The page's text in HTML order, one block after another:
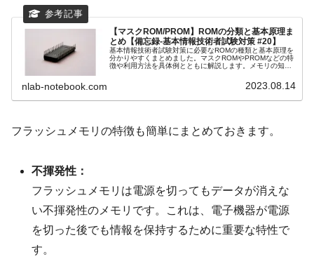
【マスクROM/PROM】ROMの分類と基本原理ま
とめ【備忘録-基本情報技術者試験対策 #20】
基本情報技術者試験対策に必要なROMの種類と基本原理を
分かりやすくまとめました。マスクROMやPROMなどの特
徴や利用方法を具体例とともに解説します。メモリの知識
nlab-notebook.com 2023.08.14
フラッシュメモリの特徴も簡単にまとめておきます。
不揮発性：
フラッシュメモリは電源を切ってもデータが消えな
い不揮発性のメモリです。これは、電子機器が電源
を切った後でも情報を保持するために重要な特性で
す。